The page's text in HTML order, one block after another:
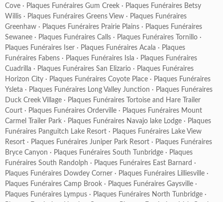
Cove · Plaques Funéraires Gum Creek · Plaques Funéraires Betsy
Willis · Plaques Funéraires Greens View · Plaques Funéraires
Greenhaw · Plaques Funéraires Prairie Plains · Plaques Funéraires
Sewanee · Plaques Funéraires Calls · Plaques Funéraires Tornillo ·
Plaques Funéraires Iser · Plaques Funéraires Acala · Plaques
Funéraires Fabens · Plaques Funéraires Isla · Plaques Funéraires
Cuadrilla · Plaques Funéraires San Elizario · Plaques Funéraires
Horizon City · Plaques Funéraires Coyote Place · Plaques Funéraires
Ysleta · Plaques Funéraires Long Valley Junction · Plaques Funéraires
Duck Creek Village · Plaques Funéraires Tortoise and Hare Trailer
Court · Plaques Funéraires Orderville · Plaques Funéraires Mount
Carmel Trailer Park · Plaques Funéraires Navajo lake Lodge · Plaques
Funéraires Panguitch Lake Resort · Plaques Funéraires Lake View
Resort · Plaques Funéraires Juniper Park Resort · Plaques Funéraires
Bryce Canyon · Plaques Funéraires South Tunbridge · Plaques
Funéraires South Randolph · Plaques Funéraires East Barnard ·
Plaques Funéraires Dowdey Corner · Plaques Funéraires Lilliesville ·
Plaques Funéraires Camp Brook · Plaques Funéraires Gaysville ·
Plaques Funéraires Lympus · Plaques Funéraires North Tunbridge ·